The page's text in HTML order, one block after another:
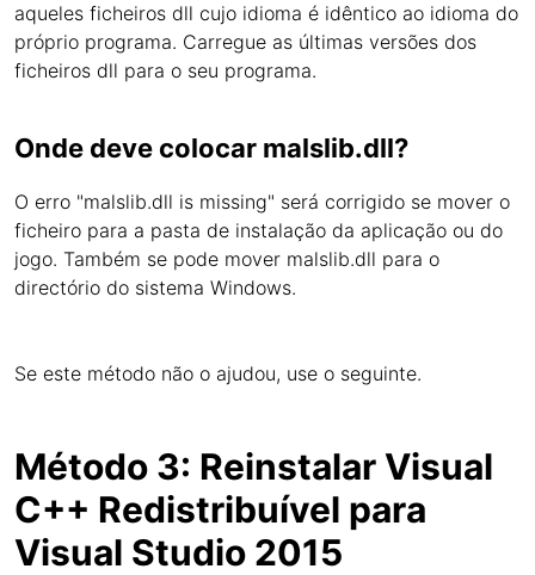
aqueles ficheiros dll cujo idioma é idêntico ao idioma do
próprio programa. Carregue as últimas versões dos
ficheiros dll para o seu programa.
Onde deve colocar malslib.dll?
O erro "malslib.dll is missing" será corrigido se mover o
ficheiro para a pasta de instalação da aplicação ou do
jogo. Também se pode mover malslib.dll para o
directório do sistema Windows.
Se este método não o ajudou, use o seguinte.
Método 3: Reinstalar Visual
C++ Redistribuível para
Visual Studio 2015